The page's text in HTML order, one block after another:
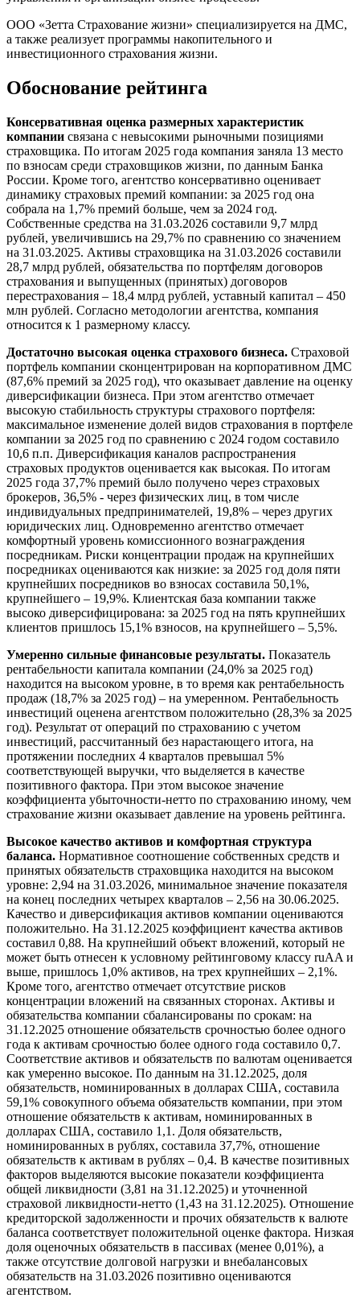
ООО «Зетта Страхование жизни» специализируется на ДМС,
а также реализует программы накопительного и
инвестиционного страхования жизни.
Обоснование рейтинга
Консервативная оценка размерных характеристик
компании связана с невысокими рыночными позициями
страховщика. По итогам 2025 года компания заняла 13 место
по взносам среди страховщиков жизни, по данным Банка
России. Кроме того, агентство консервативно оценивает
динамику страховых премий компании: за 2025 год она
собрала на 1,7% премий больше, чем за 2024 год.
Собственные средства на 31.03.2026 составили 9,7 млрд
рублей, увеличившись на 29,7% по сравнению со значением
на 31.03.2025. Активы страховщика на 31.03.2026 составили
28,7 млрд рублей, обязательства по портфелям договоров
страхования и выпущенных (принятых) договоров
перестрахования – 18,4 млрд рублей, уставный капитал – 450
млн рублей. Согласно методологии агентства, компания
относится к 1 размерному классу.
Достаточно высокая оценка страхового бизнеса. Страховой
портфель компании сконцентрирован на корпоративном ДМС
(87,6% премий за 2025 год), что оказывает давление на оценку
диверсификации бизнеса. При этом агентство отмечает
высокую стабильность структуры страхового портфеля:
максимальное изменение долей видов страхования в портфеле
компании за 2025 год по сравнению с 2024 годом составило
10,6 п.п. Диверсификация каналов распространения
страховых продуктов оценивается как высокая. По итогам
2025 года 37,7% премий было получено через страховых
брокеров, 36,5% - через физических лиц, в том числе
индивидуальных предпринимателей, 19,8% – через других
юридических лиц. Одновременно агентство отмечает
комфортный уровень комиссионного вознаграждения
посредникам. Риски концентрации продаж на крупнейших
посредниках оцениваются как низкие: за 2025 год доля пяти
крупнейших посредников во взносах составила 50,1%,
крупнейшего – 19,9%. Клиентская база компании также
высоко диверсифицирована: за 2025 год на пять крупнейших
клиентов пришлось 15,1% взносов, на крупнейшего – 5,5%.
Умеренно сильные финансовые результаты. Показатель
рентабельности капитала компании (24,0% за 2025 год)
находится на высоком уровне, в то время как рентабельность
продаж (18,7% за 2025 год) – на умеренном. Рентабельность
инвестиций оценена агентством положительно (28,3% за 2025
год). Результат от операций по страхованию с учетом
инвестиций, рассчитанный без нарастающего итога, на
протяжении последних 4 кварталов превышал 5%
соответствующей выручки, что выделяется в качестве
позитивного фактора. При этом высокое значение
коэффициента убыточности-нетто по страхованию иному, чем
страхование жизни оказывает давление на уровень рейтинга.
Высокое качество активов и комфортная структура
баланса. Нормативное соотношение собственных средств и
принятых обязательств страховщика находится на высоком
уровне: 2,94 на 31.03.2026, минимальное значение показателя
на конец последних четырех кварталов – 2,56 на 30.06.2025.
Качество и диверсификация активов компании оцениваются
положительно. На 31.12.2025 коэффициент качества активов
составил 0,88. На крупнейший объект вложений, который не
может быть отнесен к условному рейтинговому классу ruAA и
выше, пришлось 1,0% активов, на трех крупнейших – 2,1%.
Кроме того, агентство отмечает отсутствие рисков
концентрации вложений на связанных сторонах. Активы и
обязательства компании сбалансированы по срокам: на
31.12.2025 отношение обязательств срочностью более одного
года к активам срочностью более одного года составило 0,7.
Соответствие активов и обязательств по валютам оценивается
как умеренно высокое. По данным на 31.12.2025, доля
обязательств, номинированных в долларах США, составила
59,1% совокупного объема обязательств компании, при этом
отношение обязательств к активам, номинированных в
долларах США, составило 1,1. Доля обязательств,
номинированных в рублях, составила 37,7%, отношение
обязательств к активам в рублях – 0,4. В качестве позитивных
факторов выделяются высокие показатели коэффициента
общей ликвидности (3,81 на 31.12.2025) и уточненной
страховой ликвидности-нетто (1,43 на 31.12.2025). Отношение
кредиторской задолженности и прочих обязательств к валюте
баланса соответствует положительной оценке фактора. Низкая
доля оценочных обязательств в пассивах (менее 0,01%), а
также отсутствие долговой нагрузки и внебалансовых
обязательств на 31.03.2026 позитивно оцениваются
агентством.